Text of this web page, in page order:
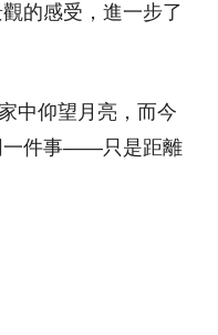
的感受，進一步了
中仰望月亮，而今
一件事——只是距離